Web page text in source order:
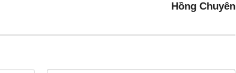
Hồng Chuyên